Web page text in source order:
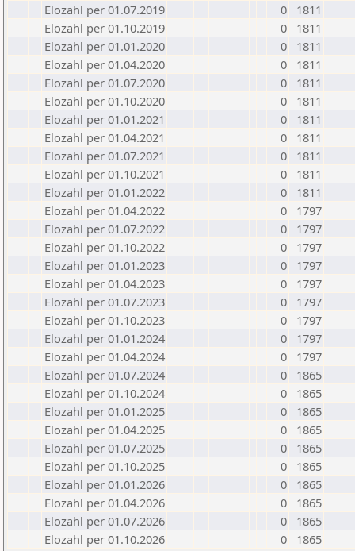
Elozahl per 01.07.2019
0
1811
Elozahl per 01.10.2019
0
1811
Elozahl per 01.01.2020
0
1811
Elozahl per 01.04.2020
0
1811
Elozahl per 01.07.2020
0
1811
Elozahl per 01.10.2020
0
1811
Elozahl per 01.01.2021
0
1811
Elozahl per 01.04.2021
0
1811
Elozahl per 01.07.2021
0
1811
Elozahl per 01.10.2021
0
1811
Elozahl per 01.01.2022
0
1811
Elozahl per 01.04.2022
0
1797
Elozahl per 01.07.2022
0
1797
Elozahl per 01.10.2022
0
1797
Elozahl per 01.01.2023
0
1797
Elozahl per 01.04.2023
0
1797
Elozahl per 01.07.2023
0
1797
Elozahl per 01.10.2023
0
1797
Elozahl per 01.01.2024
0
1797
Elozahl per 01.04.2024
0
1797
Elozahl per 01.07.2024
0
1865
Elozahl per 01.10.2024
0
1865
Elozahl per 01.01.2025
0
1865
Elozahl per 01.04.2025
0
1865
Elozahl per 01.07.2025
0
1865
Elozahl per 01.10.2025
0
1865
Elozahl per 01.01.2026
0
1865
Elozahl per 01.04.2026
0
1865
Elozahl per 01.07.2026
0
1865
Elozahl per 01.10.2026
0 1865